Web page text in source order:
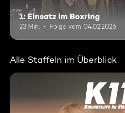
1: Einsatz im Boxring
23 Min. Folge vom 04.02.2026
Alle Staffeln im Überblick